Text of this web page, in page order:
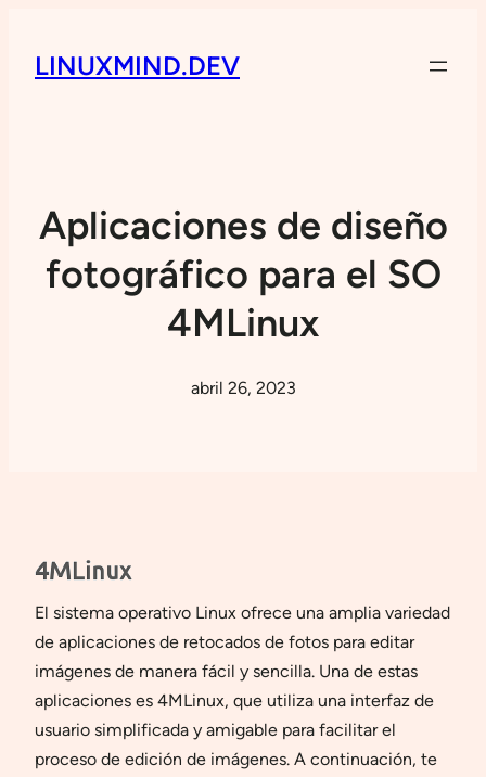
LINUXMIND.DEV
Aplicaciones de diseño
fotográfico para el SO
4MLinux
abril 26, 2023
El sistema operativo Linux ofrece una amplia variedad
de aplicaciones de retocados de fotos para editar
imágenes de manera fácil y sencilla. Una de estas
aplicaciones es 4MLinux, que utiliza una interfaz de
usuario simplificada y amigable para facilitar el
proceso de edición de imágenes. A continuación, te